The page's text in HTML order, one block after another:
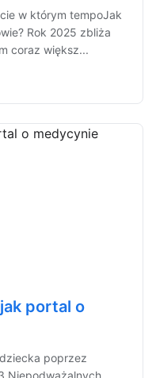
w którym tempoJak
Rok 2025 zbliża
coraz większ...
portal o
poprzez
Niepodważalnych